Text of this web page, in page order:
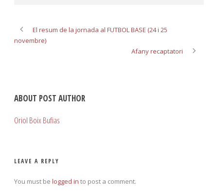
El resum de la jornada al FUTBOL BASE (24 i 25
novembre)
Afany recaptatori
ABOUT POST AUTHOR
Oriol Boix Bufias
LEAVE A REPLY
You must be logged in to post a comment.